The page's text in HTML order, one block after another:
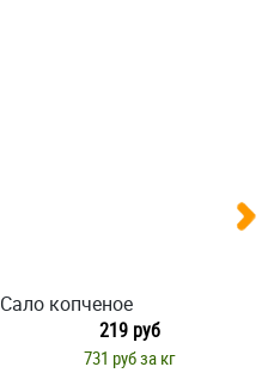
Сало копченое
219 руб
731 руб за кг